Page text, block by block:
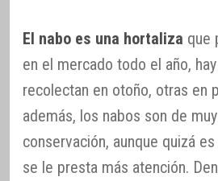
El nabo es una hortaliza que
en el mercado todo el año,
recolectan en otoño, otras en
además, los nabos son de
conservación, aunque quizá
se le presta más atención.